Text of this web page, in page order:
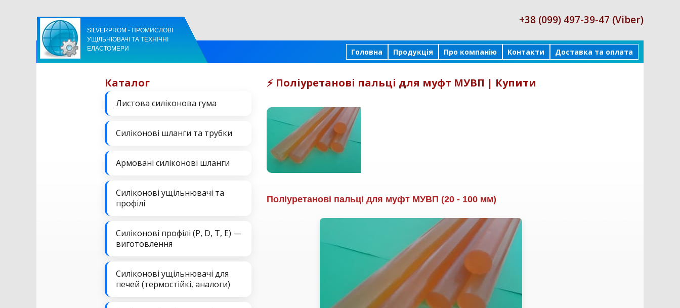
+38 (099) 497-39-47 (Viber)
SILVERPROM - ПРОМИСЛОВІ
УЩІЛЬНЮВАЧІ ТА ТЕХНІЧНІ
ЕЛАСТОМЕРИ
Головна Продукція Про компанію Контакти Доставка та оплата
Каталог
Листова силіконова гума
Силіконові шланги та трубки
Армовані силіконові шланги
Силіконові ущільнювачі та
профілі
Силіконові профілі (P, D, T, E) —
виготовлення
Силіконові ущільнювачі для
печей (термостійкі, аналоги)
⚡ Поліуретанові пальці для муфт МУВП | Купити
Поліуретанові пальці для муфт МУВП (20 - 100 мм)